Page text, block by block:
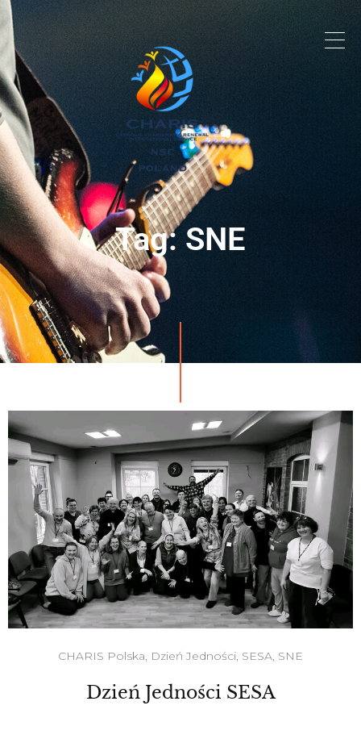
Tag: SNE
CHARIS Polska, Dzień Jedności, SESA, SNE
Dzień Jedności SESA